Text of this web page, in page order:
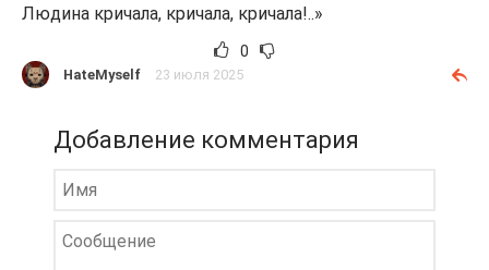
Людина кричала, кричала, кричала!..»
0
HateMyself 23 июля 2025
Добавление комментария